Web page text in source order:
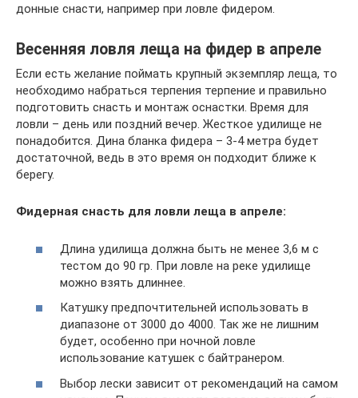
донные снасти, например при ловле фидером.
Весенняя ловля леща на фидер в апреле
Если есть желание поймать крупный экземпляр леща, то
необходимо набраться терпения терпение и правильно
подготовить снасть и монтаж оснастки. Время для
ловли – день или поздний вечер. Жесткое удилище не
понадобится. Дина бланка фидера – 3-4 метра будет
достаточной, ведь в это время он подходит ближе к
берегу.
Фидерная снасть для ловли леща в апреле:
Длина удилища должна быть не менее 3,6 м с
тестом до 90 гр. При ловле на реке удилище
можно взять длиннее.
Катушку предпочтительней использовать в
диапазоне от 3000 до 4000. Так же не лишним
будет, особенно при ночной ловле
использование катушек с байтранером.
Выбор лески зависит от рекомендаций на самом